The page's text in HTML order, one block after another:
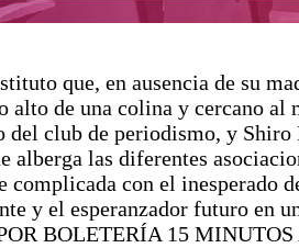
que, en ausencia de su
de una colina y cercano al
club de periodismo, y
las diferentes
con el inesperado
y el esperanzador futuro en
BOLETERÍA 15